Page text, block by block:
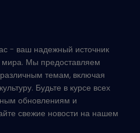
- ваш надежный источник
мира. Мы предоставляем
темам, включая
Будьте в курсе всех
обновлениям и
свежие новости на нашем